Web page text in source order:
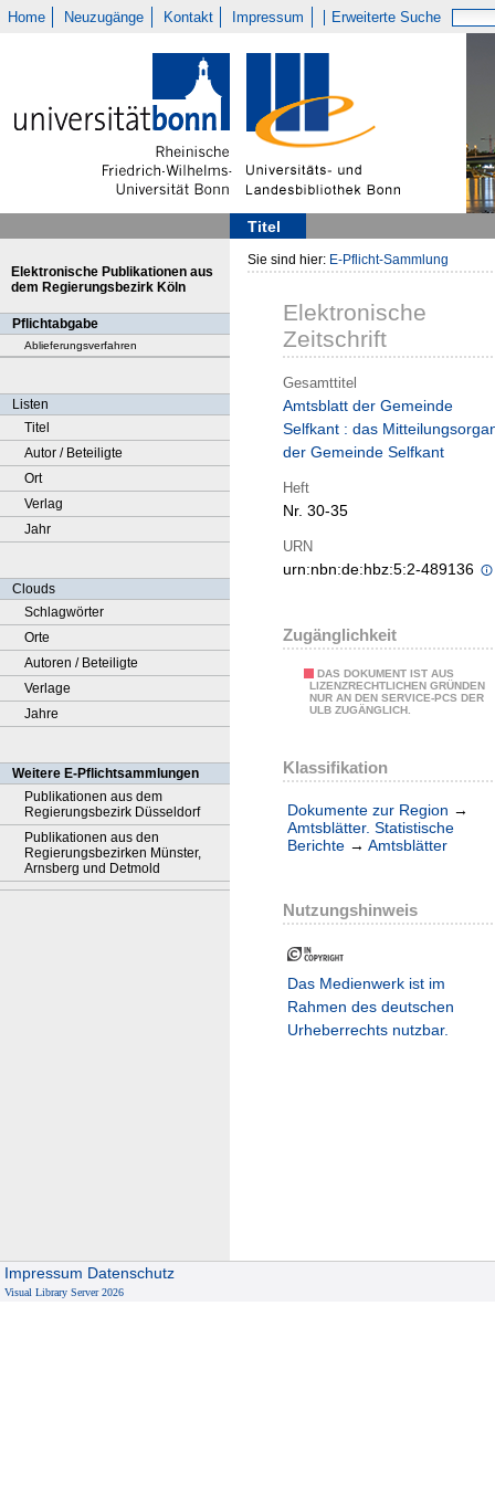
Home Neuzugänge Kontakt Impressum Erweiterte Suche
Titel
Elektronische Publikationen aus
dem Regierungsbezirk Köln
Pflichtabgabe
Ablieferungsverfahren
Listen
Titel
Autor / Beteiligte
Ort
Verlag
Jahr
Clouds
Schlagwörter
Orte
Autoren / Beteiligte
Verlage
Jahre
Weitere E-Pflichtsammlungen
Publikationen aus dem
Regierungsbezirk Düsseldorf
Publikationen aus den
Regierungsbezirken Münster,
Arnsberg und Detmold
Sie sind hier: E-Pflicht-Sammlung
Elektronische
Zeitschrift
Gesamttitel
Amtsblatt der Gemeinde
Selfkant : das
der Gemeinde Selfkant
Heft
Nr. 30-35
URN
urn:nbn:de:hbz:5:2-489136
Zugänglichkeit
DAS DOKUMENT IST AUS
LIZENZRECHTLICHEN GRÜNDEN
NUR AN DEN SERVICE-PCS DER
ULB ZUGÄNGLICH.
Klassifikation
Dokumente zur Region →
Amtsblätter. Statistische
Berichte → Amtsblätter
Nutzungshinweis
Das Medienwerk ist im
Rahmen des deutschen
Urheberrechts nutzbar.
Impressum Datenschutz
Visual Library Server 2026